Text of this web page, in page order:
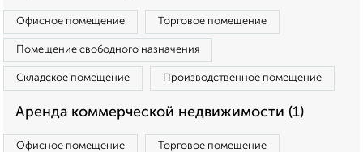
Офисное помещение Торговое помещение
Помещение свободного назначения
Складское помещение Производственное помещение
Аренда коммерческой недвижимости (1)
Офисное помещение Торговое помещение